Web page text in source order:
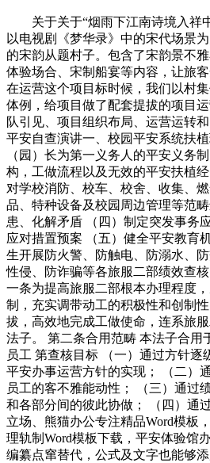
关于关于“烟雨下江南诗境入祥中
以电视剧《梦华录》中的宋代场景
的宋韵从题村子。包含了宋韵景不
体验场合、宋制船宴等内容，让旅
在运营这个项目标时候，我们以村
体例，给项目做了配套提拔的项目
队引见、项目组织布局、运营运转
平安自查演讲一、校园平安系统扶
（园）长为第一义务人的平安义务
构，工做流程以及无效的平安扶植
对学校消防、校车、校舍、收集、
品、特种设备及校园周边管理等范
患、化解矛盾 （四）制定突发事务
应对措置预案 （五）健全平安教育
生开展防火警、防触电、防溺水、
性侵、防诈骗等各旅服二部绩效查
一条为提高旅服二部根本办理程度
制，充实调带动工的积极性和创制
拔，高效地完成工做使命，连系旅
法子。 第二条合用范畴 本法子合用
员工 第查核目标 （一）通过方针逐
平安办事运营方针的实现； （二）
员工的客不雅能动性； （三）通过
和各部分间的彼此协做； （四）通
立场、熊猫办公专注精品Word模板
理轨制Word模板下载，平安体验馆
编纂点窜替代，公式及文字也能够